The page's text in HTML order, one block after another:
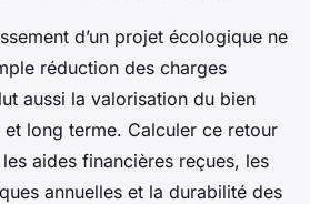
d’un projet écologique ne
réduction des charges
aussi la valorisation du bien
long terme. Calculer ce retour
aides financières reçues, les
annuelles et la durabilité des